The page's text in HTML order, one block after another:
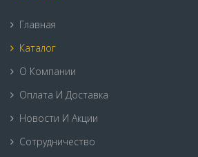
Главная
Каталог
О Компании
Оплата И Доставка
Новости И Акции
Сотрудничество